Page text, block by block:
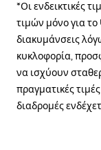
*Οι ενδεικτικές
τιμών μόνο για το
διακυμάνσεις
κυκλοφορία,
να ισχύουν
πραγματικές
διαδρομές